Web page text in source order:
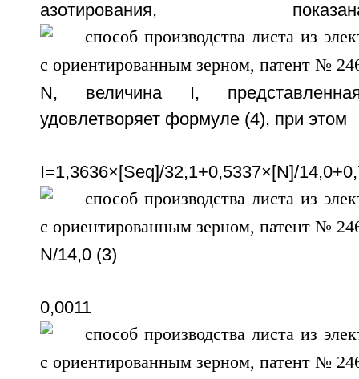
азотирования,
N, величина I,
удовлетворяет формуле (4), при этом
I=1,3636×[Seq]/32,1+0,5337×[N]/
N/14,0 (3)
0,0011